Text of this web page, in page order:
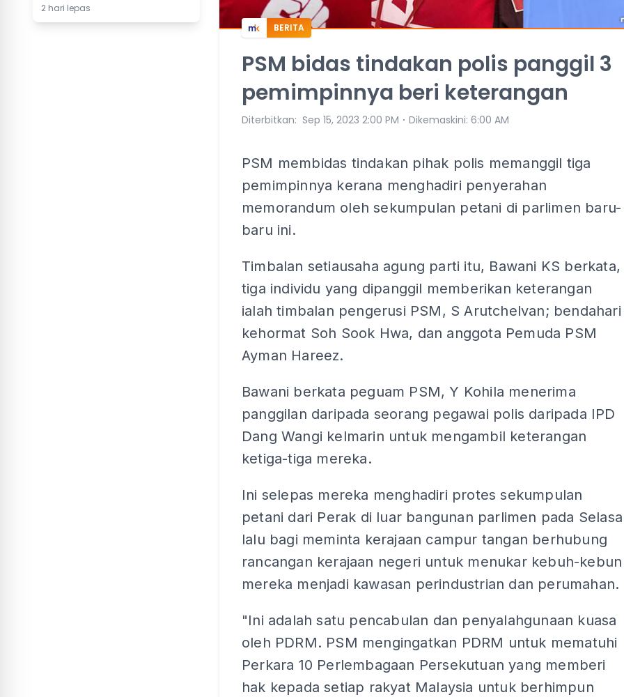
2 hari lepas
BERITA
PSM bidas tindakan polis panggil 3
pemimpinnya beri keterangan
Diterbitkan: Sep 15, 2023 2:00 PM ⋅ Dikemaskini: 6:00 AM
PSM membidas tindakan pihak polis memanggil tiga
pemimpinnya kerana menghadiri penyerahan
memorandum oleh sekumpulan petani di parlimen baru-
baru ini.
Timbalan setiausaha agung parti itu, Bawani KS berkata,
tiga individu yang dipanggil memberikan keterangan
ialah timbalan pengerusi PSM, S Arutchelvan; bendahari
kehormat Soh Sook Hwa, dan anggota Pemuda PSM
Ayman Hareez.
Bawani berkata peguam PSM, Y Kohila menerima
panggilan daripada seorang pegawai polis daripada IPD
Dang Wangi kelmarin untuk mengambil keterangan
ketiga-tiga mereka.
Ini selepas mereka menghadiri protes sekumpulan
petani dari Perak di luar bangunan parlimen pada Selasa
lalu bagi meminta kerajaan campur tangan berhubung
rancangan kerajaan negeri untuk menukar kebuh-kebun
mereka menjadi kawasan perindustrian dan perumahan.
"Ini adalah satu pencabulan dan penyalahgunaan kuasa
oleh PDRM. PSM mengingatkan PDRM untuk mematuhi
Perkara 10 Perlembagaan Persekutuan yang memberi
hak kepada setiap rakyat Malaysia untuk berhimpun